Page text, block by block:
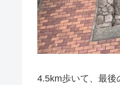
4.5km歩いて、最後